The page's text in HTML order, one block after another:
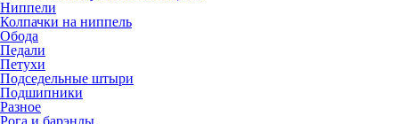
Ниппели
Колпачки на ниппель
Обода
Педали
Петухи
Подседельные штыри
Подшипники
Разное
Рога и барэнды